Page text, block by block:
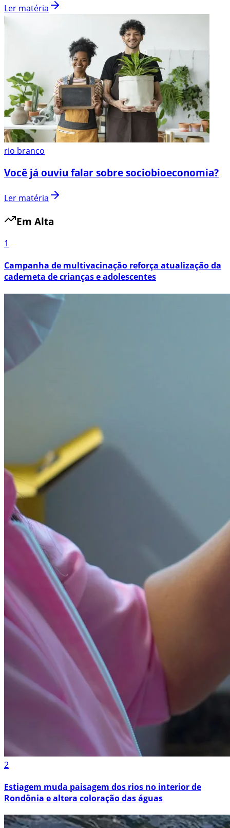
Ler matéria
rio branco
Você já ouviu falar sobre sociobioeconomia?
Ler matéria
Em Alta
1
Campanha de multivacinação reforça atualização da
caderneta de crianças e adolescentes
2
Estiagem muda paisagem dos rios no interior de
Rondônia e altera coloração das águas